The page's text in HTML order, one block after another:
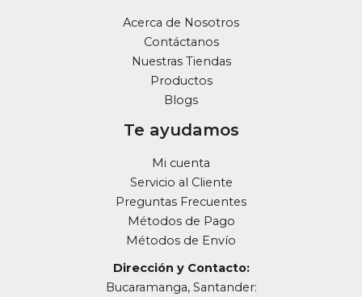
Acerca de Nosotros
Contáctanos
Nuestras Tiendas
Productos
Blogs
Te ayudamos
Mi cuenta
Servicio al Cliente
Preguntas Frecuentes
Métodos de Pago
Métodos de Envío
Dirección y Contacto:
Bucaramanga, Santander: